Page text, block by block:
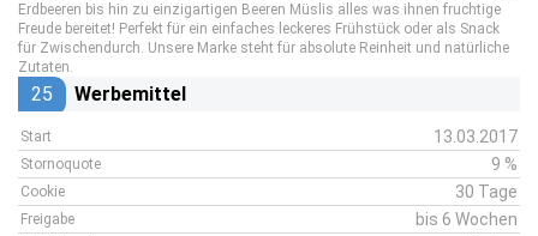
Erdbeeren bis hin zu einzigartigen Beeren Müslis alles was ihnen fruchtige
Freude bereitet! Perfekt für ein einfaches leckeres Frühstück oder als Snack
für Zwischendurch. Unsere Marke steht für absolute Reinheit und natürliche
Zutaten.
25 Werbemittel
Start 13.03.2017
Stornoquote 9 %
Cookie 30 Tage
Freigabe bis 6 Wochen